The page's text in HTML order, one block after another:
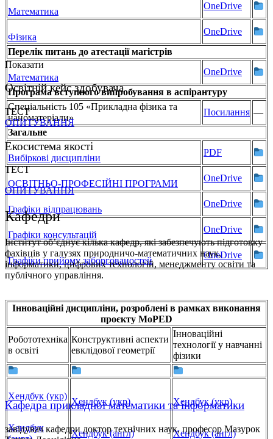
Математика
OneDrive
Фізика
OneDrive
Перелік питань до атестації магістрів
Математика
OneDrive
Програма вступного випробування в аспірантуру
Спеціальність 105 «Прикладна фізика та
наноматеріали»
Посилання —
Загальне
Вибіркові дисципліни
PDF
ОСВІТНЬО-ПРОФЕСІЙНІ ПРОГРАМИ
OneDrive
Графіки відпрацювань
OneDrive
Графіки консультацій
OneDrive
Графіки прийому заборгованостей
OneDrive
Інноваційні дисципліни, розроблені в рамках виконання
проєкту MoPED
Робототехніка
в освіті
Конструктивні аспекти
евклідової геометрії
Інноваційні
технології у навчанні
фізики
Хендбук (укр)
Хендбук
Хендбук (укр)
Хендбук (англ)
Хендбук (укр)
Хендбук (англ)
Показати
Освітній кейс здобувача
ТЕСТ
ОПИТУВАННЯ
Екосистема якості
ТЕСТ
ОПИТУВАННЯ
Кафедри
Інститут об’єднує кілька кафедр, які забезпечують підготовку
фахівців у галузях природничо-математичних наук,
інформатики, цифрових технологій, менеджменту освіти та
публічного управління.
Кафедра прикладної математики та інформатики
завідувач кафедри доктор технічних наук, професор Мазурок